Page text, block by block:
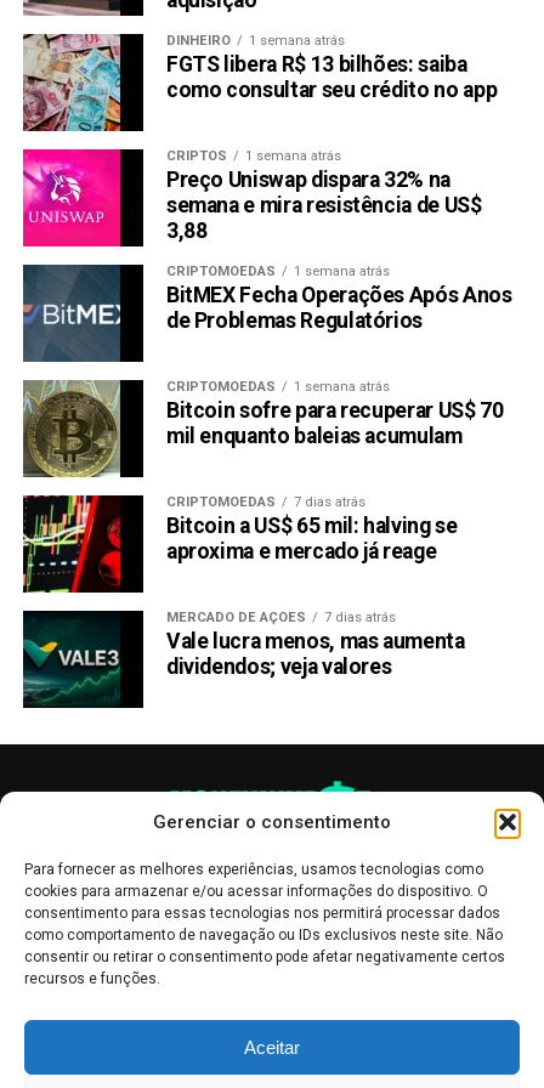
Gerenciar o consentimento
Para fornecer as melhores experiências, usamos tecnologias como
cookies para armazenar e/ou acessar informações do dispositivo. O
consentimento para essas tecnologias nos permitirá processar dados
como comportamento de navegação ou IDs exclusivos neste site. Não
consentir ou retirar o consentimento pode afetar negativamente certos
recursos e funções.
Aceitar
do criptoverso e foi recebida com imenso entusiasmo
pela comunidade Algotech. O mercado respondeu
positivamente, com analistas prevendo um aumento
significativo de preço para o ALGT após a listagem.
O preço do token começou em meros $0.04 na Etapa 1 e
atualmente está em $0.08 na Etapa de Bônus, refletindo
um aumento notável de 100%. Com a listagem no
ainda mais, potencialmente empurrando o preço em
direção à marca de $0.1, conforme previsto pelos
analistas.
Conclusão: Pode o ALGT Superar o Shiba Inu (SHIB)?
Uma Olhada nos Números
Não há como negar o sucesso fenomenal do Shiba Inu
(SHIB). Sua ascensão meteórica no ano passado capturou
a imaginação de investidores em todo o mundo. No
entanto, é importante entender as diferenças entre SHIB e
ALGT.
SHIB é uma meme coin, principalmente impulsionada pelo
hype e sentimento da comunidade. Embora o potencial de
crescimento futuro do SHIB não deva ser totalmente
Por outro lado, a Algotech (ALGT) oferece uma utilidade
única. É o token nativo de uma plataforma revolucionária
trading algorítmico baseadas em IA. A proposta de valor
da Algotech vai muito além da mera especulação.
Para mais detalhes sobre este projeto:
LEIA COM ATENÇÃO: Este textonãoconstitui
aconselhamento de investimento
de compra de qualquer criptomoeda. O objetivo é
DINHEIRO 1 semana atrás
FGTS libera R$ 13 bilhões: saiba
como consultar seu crédito no app
CRIPTOS 1 semana atrás
Preço Uniswap dispara 32% na
semana e mira resistência de US$
3,88
CRIPTOMOEDAS 1 semana atrás
BitMEX Fecha Operações Após Anos
de Problemas Regulatórios
CRIPTOMOEDAS 1 semana atrás
Bitcoin sofre para recuperar US$ 70
mil enquanto baleias acumulam
CRIPTOMOEDAS 7 dias atrás
Bitcoin a US$ 65 mil: halving se
aproxima e mercado já reage
MERCADO DE AÇÕES 7 dias atrás
Vale lucra menos, mas aumenta
dividendos; veja valores
informativo, servindo como boletins de divulgação, e não devem ser
interpretadas como recomendações de investimento.Leia mais